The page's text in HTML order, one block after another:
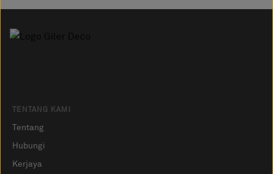
TENTANG KAMI
Tentang
Hubungi
Kerjaya